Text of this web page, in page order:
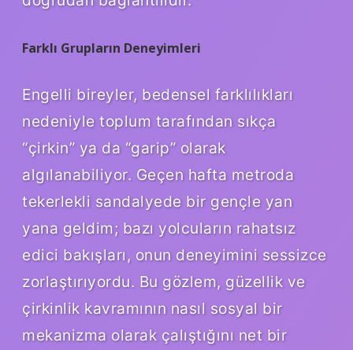
Farklı Grupların Deneyimleri
Engelli bireyler, bedensel farklılıkları
nedeniyle toplum tarafından sıkça
“çirkin” ya da “garip” olarak
algılanabiliyor. Geçen hafta metroda
tekerlekli sandalyede bir gençle yan
yana geldim; bazı yolcuların rahatsız
edici bakışları, onun deneyimini sessizce
zorlaştırıyordu. Bu gözlem, güzellik ve
çirkinlik kavramının nasıl sosyal bir
mekanizma olarak çalıştığını net bir